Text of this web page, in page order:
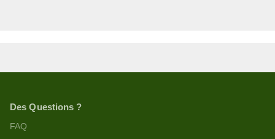
Des Questions ?
FAQ